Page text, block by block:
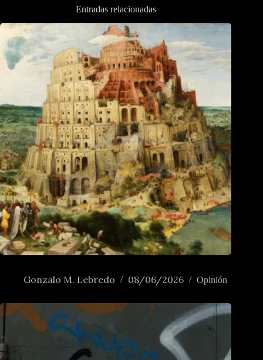
Entradas relacionadas
Gonzalo M. Lebredo 08/06/2026 Opinión